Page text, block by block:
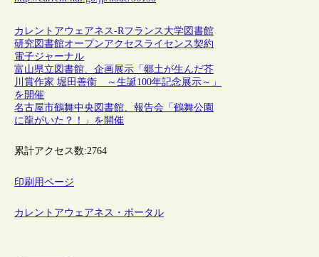
カレントアウェアネス-Rフランス 大学図書館
研究図書館オープンアクセス ライセンス契約
電子ジャーナル
富山県立図書館、企画展示「郷土が生んだ芥
川賞作家 堀田善衞 ～生誕100年記念展示～」
を開催
名古屋市鶴舞中央図書館、報告会「鶴舞公園
に龍がいた？！」を開催
累計アクセス数:2764
印刷用ページ
カレントアウェアネス・ポータル